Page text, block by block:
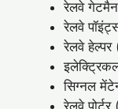
रेलवे
रेलवे
रेलवे
सिग्नल
रेलवे